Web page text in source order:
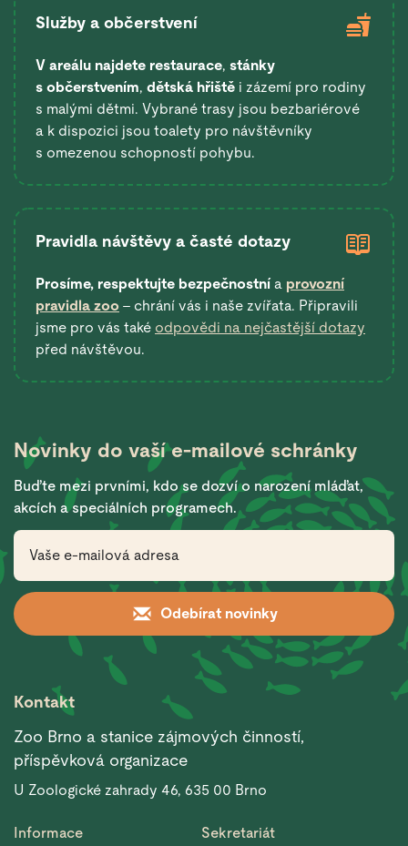
Služby a občerstvení
V areálu najdete restaurace, stánky
s občerstvením, dětská hřiště i zázemí pro rodiny
s malými dětmi. Vybrané trasy jsou bezbariérové
a k dispozici jsou toalety pro návštěvníky
s omezenou schopností pohybu.
Pravidla návštěvy a časté dotazy
Prosíme, respektujte bezpečnostní a provozní
pravidla zoo – chrání vás i naše zvířata. Připravili
jsme pro vás také odpovědi na nejčastější dotazy
před návštěvou.
Novinky do vašíe-mailové schránky
Buďte mezi prvními, kdo se dozví o narození mláďat,
akcích a speciálních programech.
Odebírat novinky
Kontakt
Zoo Brno a stanice zájmových činností,
příspěvková organizace
U Zoologické zahrady 46, 635 00 Brno
Informace Sekretariát